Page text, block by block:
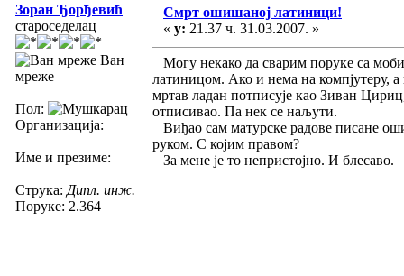
Зоран Ђорђевић
староседелац
Ван
мреже
Пол:
Организација:
Име и презиме:
Струка: Дипл. инж.
Поруке: 2.364
Смрт ошишаној латиници!
« у: 21.37 ч. 31.03.2007. »
Могу некако да сварим поруке са
латиницом. Ако и нема на компјутеру,
мртав ладан потписује као Зиван
отписивао. Па нек се наљути.
Виђао сам матурске радове писане
руком. С којим правом?
За мене је то непристојно. И блесаво.